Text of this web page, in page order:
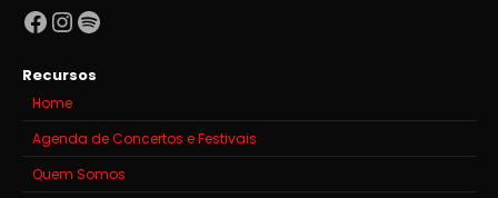
Facebook
Instagram
Spotify
Recursos
Home
Agenda de Concertos e Festivais
Quem Somos